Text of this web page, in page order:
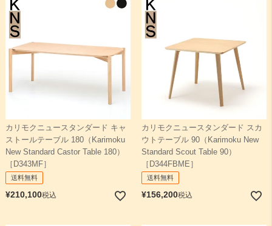
カリモクニュースタンダード キャ
ストールテーブル 180（Karimoku
New Standard Castor Table 180）
［D343MF］
送料無料
¥210,100税込
カリモクニュースタンダード スカ
ウトテーブル 90（Karimoku New
Standard Scout Table 90）
［D344FBME］
送料無料
¥156,200税込